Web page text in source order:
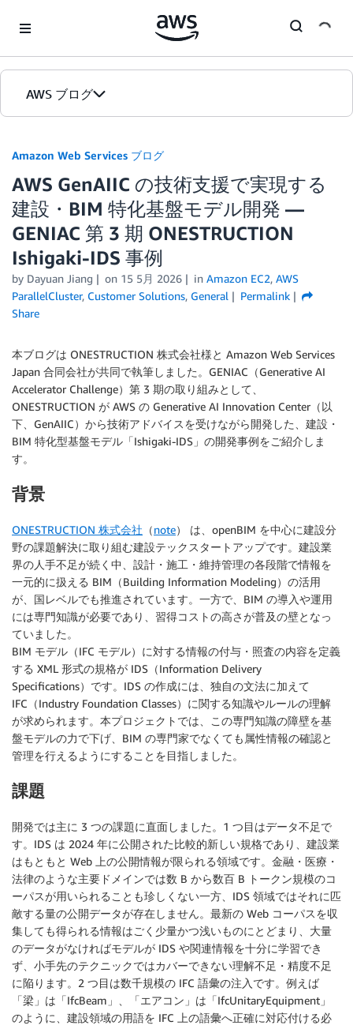
AWS ブログ
カテゴリ
エディション
Amazon Web Services ブログ
AWS GenAIIC の技術支援で実現する
建設・BIM 特化基盤モデル開発 —
GENIAC 第 3 期 ONESTRUCTION
Ishigaki-IDS 事例
by Dayuan Jiang on 15 5月 2026 in Amazon EC2, AWS
ParallelCluster, Customer Solutions, General
Permalink
Share
本ブログは ONESTRUCTION 株式会社様と Amazon Web Services
Japan 合同会社が共同で執筆しました。GENIAC（Generative AI
Accelerator Challenge）第 3 期の取り組みとして、
ONESTRUCTION が AWS の Generative AI Innovation Center（以
下、GenAIIC）から技術アドバイスを受けながら開発した、建設・
BIM 特化型基盤モデル「Ishigaki-IDS」の開発事例をご紹介しま
す。
背景
ONESTRUCTION 株式会社 （note） は、openBIM を中心に建設分
野の課題解決に取り組む建設テックスタートアップです。建設業
界の人手不足が続く中、設計・施工・維持管理の各段階で情報を
一元的に扱える BIM（Building Information Modeling）の活用
が、国レベルでも推進されています。一方で、BIM の導入や運用
には専門知識が必要であり、習得コストの高さが普及の壁となっ
ていました。
BIM モデル（IFC モデル）に対する情報の付与・照査の内容を定義
する XML 形式の規格が IDS（Information Delivery
Specifications）です。IDS の作成には、独自の文法に加えて
IFC（Industry Foundation Classes）に関する知識やルールの理解
が求められます。本プロジェクトでは、この専門知識の障壁を基
盤モデルの力で下げ、BIM の専門家でなくても属性情報の確認と
管理を行えるようにすることを目指しました。
課題
開発では主に 3 つの課題に直面しました。1 つ目はデータ不足で
す。IDS は 2024 年に公開された比較的新しい規格であり、建設業
はもともと Web 上の公開情報が限られる領域です。金融・医療・
法律のような主要ドメインでは数 B から数百 B トークン規模のコ
ーパスが用いられることも珍しくない一方、IDS 領域ではそれに匹
敵する量の公開データが存在しません。最新の Web コーパスを収
集しても得られる情報はごく少量かつ浅いものにとどまり、大量
のデータがなければモデルが IDS や関連情報を十分に学習でき
ず、小手先のテクニックではカバーできない理解不足・精度不足
に陥ります。2 つ目は数千規模の IFC 語彙の注入です。例えば
「梁」は「IfcBeam」、「エアコン」は「IfcUnitaryEquipment」
のように、建設領域の用語を IFC 上の語彙へ正確に対応付ける必